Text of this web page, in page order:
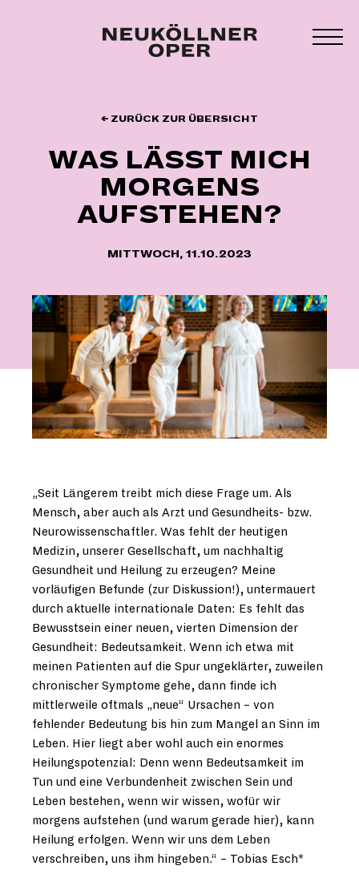
← ZURÜCK ZUR ÜBERSICHT
WAS LÄSST MICH
MORGENS
AUFSTEHEN?
MITTWOCH, 11.10.2023
„Seit Längerem treibt mich diese Frage um. Als
Mensch, aber auch als Arzt und Gesundheits- bzw.
Neurowissenschaftler. Was fehlt der heutigen
Medizin, unserer Gesellschaft, um nachhaltig
Gesundheit und Heilung zu erzeugen? Meine
vorläufigen Befunde (zur Diskussion!), untermauert
durch aktuelle internationale Daten: Es fehlt das
Bewusstsein einer neuen, vierten Dimension der
Gesundheit: Bedeutsamkeit. Wenn ich etwa mit
meinen Patienten auf die Spur ungeklärter, zuweilen
chronischer Symptome gehe, dann finde ich
mittlerweile oftmals „neue“ Ursachen – von
fehlender Bedeutung bis hin zum Mangel an Sinn im
Leben. Hier liegt aber wohl auch ein enormes
Heilungspotenzial: Denn wenn Bedeutsamkeit im
Tun und eine Verbundenheit zwischen Sein und
Leben bestehen, wenn wir wissen, wofür wir
morgens aufstehen (und warum gerade hier), kann
Heilung erfolgen. Wenn wir uns dem Leben
verschreiben, uns ihm hingeben.“ – Tobias Esch*